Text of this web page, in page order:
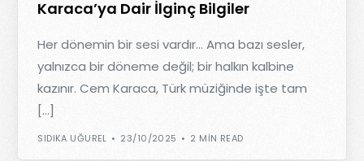
Karaca’ya Dair İlginç Bilgiler
Her dönemin bir sesi vardır… Ama bazı sesler,
yalnızca bir döneme değil; bir halkın kalbine
kazınır. Cem Karaca, Türk müziğinde işte tam
[…]
SIDIKA UĞUREL 23/10/2025 2 MIN READ